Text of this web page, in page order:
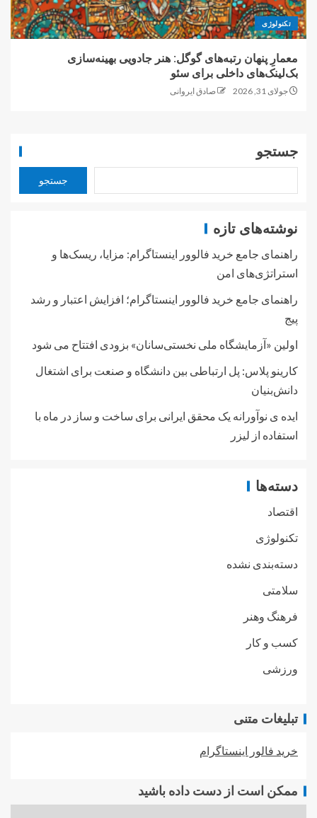
تکنولوژی
معمارِ پنهان رتبه‌های گوگل: هنر جادویی بهینه‌سازی
بک‌لینک‌های داخلی برای سئو
جولای 31, 2026 صادق ایروانی
جستجو
جستجو
نوشته‌های تازه
راهنمای جامع خرید فالوور اینستاگرام: مزایا، ریسک‌ها و
استراتژی‌های امن
راهنمای جامع خرید فالوور اینستاگرام؛ افزایش اعتبار و رشد
پیج
اولین «آزمایشگاه ملی نخستی‌سانان» بزودی افتتاح می شود
کارینو پلاس: پل ارتباطی بین دانشگاه و صنعت برای اشتغال
دانش‌بنیان
ایده ی نوآورانه یک محقق ایرانی برای ساخت و ساز در ماه با
استفاده از لیزر
دسته‌ها
اقتصاد
تکنولوژی
دسته‌بندی نشده
سلامتی
فرهنگ وهنر
کسب و کار
ورزشی
تبلیغات متنی
خرید فالور اینستاگرام
ممکن است از دست داده باشید